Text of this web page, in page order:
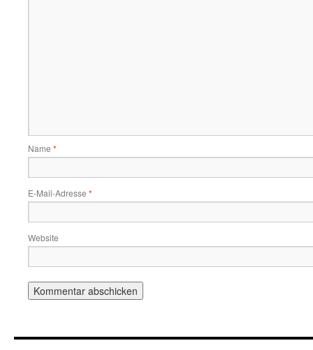
Name *
E-Mail-Adresse *
Website